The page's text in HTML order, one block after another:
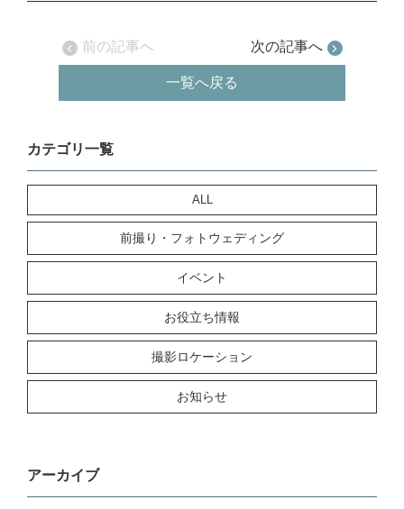
前の記事へ 次の記事へ
一覧へ戻る
カテゴリ一覧
ALL
前撮り・フォトウェディング
イベント
お役立ち情報
撮影ロケーション
お知らせ
アーカイブ